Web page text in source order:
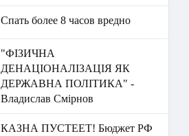
Спать более 8 часов вредно
"ФІЗИЧНА
ДЕНАЦІОНАЛІЗАЦІЯ ЯК
ДЕРЖАВНА ПОЛІТИКА" -
Владислав Смірнов
КАЗНА ПУСТЕЕТ! Бюджет РФ